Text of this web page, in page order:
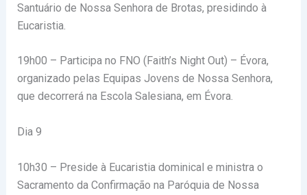
Santuário de Nossa Senhora de Brotas, presidindo à
Eucaristia.
19h00 – Participa no FNO (Faith’s Night Out) – Évora,
organizado pelas Equipas Jovens de Nossa Senhora,
que decorrerá na Escola Salesiana, em Évora.
Dia 9
10h30 – Preside à Eucaristia dominical e ministra o
Sacramento da Confirmação na Paróquia de Nossa